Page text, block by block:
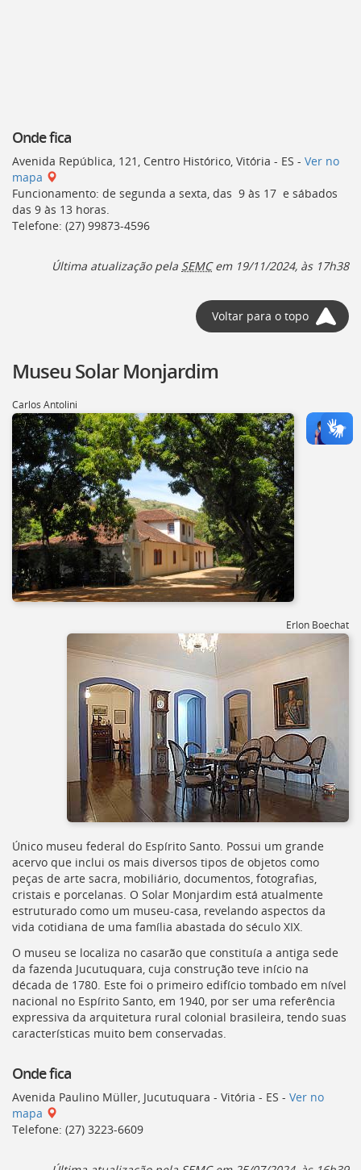
Onde fica
Avenida República, 121, Centro Histórico, Vitória - ES - Ver no
mapa
Funcionamento: de segunda a sexta, das 9 às 17 e sábados
das 9 às 13 horas.
Telefone: (27) 99873-4596
Última atualização pela SEMCem 19/11/2024, às 17h38
Voltar para o topo
Museu Solar Monjardim
Carlos Antolini
Erlon Boechat
Único museu federal do Espírito Santo. Possui um grande
acervo que inclui os mais diversos tipos de objetos como
peças de arte sacra, mobiliário, documentos, fotografias,
cristais e porcelanas. O Solar Monjardim está atualmente
estruturado como um museu-casa, revelando aspectos da
vida cotidiana de uma família abastada do século XIX.
O museu se localiza no casarão que constituía a antiga sede
da fazenda Jucutuquara, cuja construção teve início na
década de 1780. Este foi o primeiro edifício tombado em nível
nacional no Espírito Santo, em 1940, por ser uma referência
expressiva da arquitetura rural colonial brasileira, tendo suas
características muito bem conservadas.
Onde fica
Avenida Paulino Müller, Jucutuquara - Vitória - ES - Ver no
mapa
Telefone: (27) 3223-6609